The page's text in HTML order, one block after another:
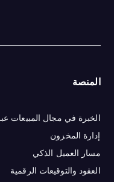
المنصة
الخبرة في مجال المبيعات
إدارة المخزون
مسار العميل الذكي
العقود والتوقيعات الرقمية